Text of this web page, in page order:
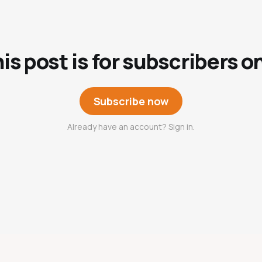
post is for subscribers
Subscribe now
Already have an account? Sign in.